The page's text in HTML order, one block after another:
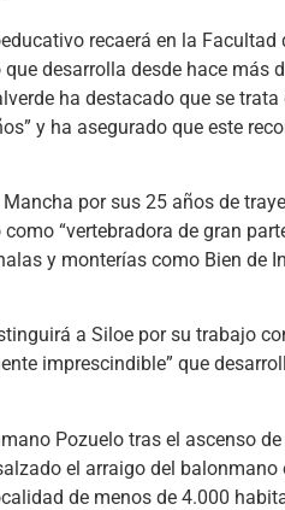
recaerá en la Facultad
desarrolla desde hace más
ha destacado que se
y ha asegurado que este
por sus 25 años de
“vertebradora de gran
y monterías como Bien de
a Siloe por su trabajo
imprescindible” que
Pozuelo tras el ascenso
el arraigo del
de menos de 4.000